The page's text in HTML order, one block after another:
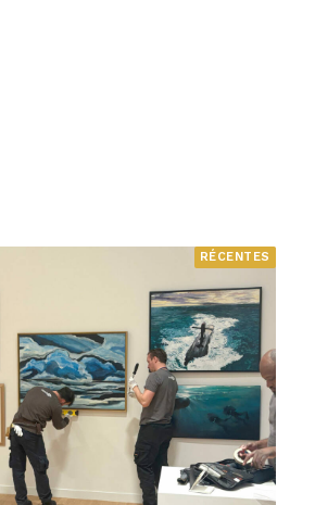
RÉCENTES